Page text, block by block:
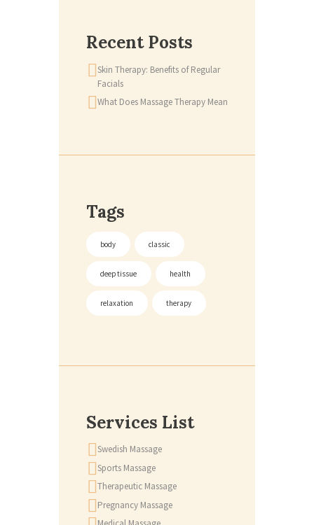
Recent Posts
Skin Therapy: Benefits of Regular
Facials
What Does Massage Therapy Mean
Tags
body classic
deep tissue health
relaxation therapy
Services List
Swedish Massage
Sports Massage
Therapeutic Massage
Pregnancy Massage